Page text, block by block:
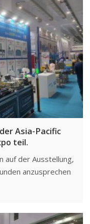
Asia-Pacific
teil.
auf der Ausstellung,
anzusprechen
die